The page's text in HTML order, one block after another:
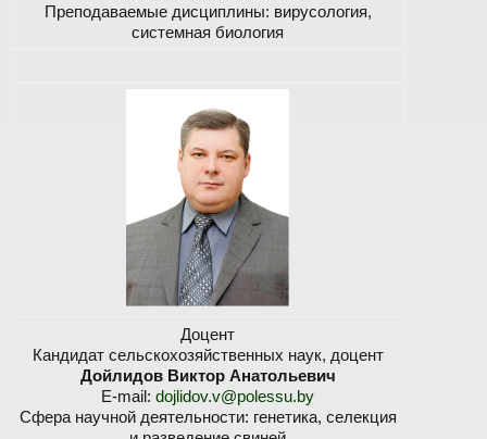
Преподаваемые дисциплины: вирусология,
системная биология
Доцент
Кандидат сельскохозяйственных наук, доцент
Дойлидов Виктор Анатольевич
E-mail: dojlidov.v@polessu.by
Сфера научной деятельности: генетика, селекция